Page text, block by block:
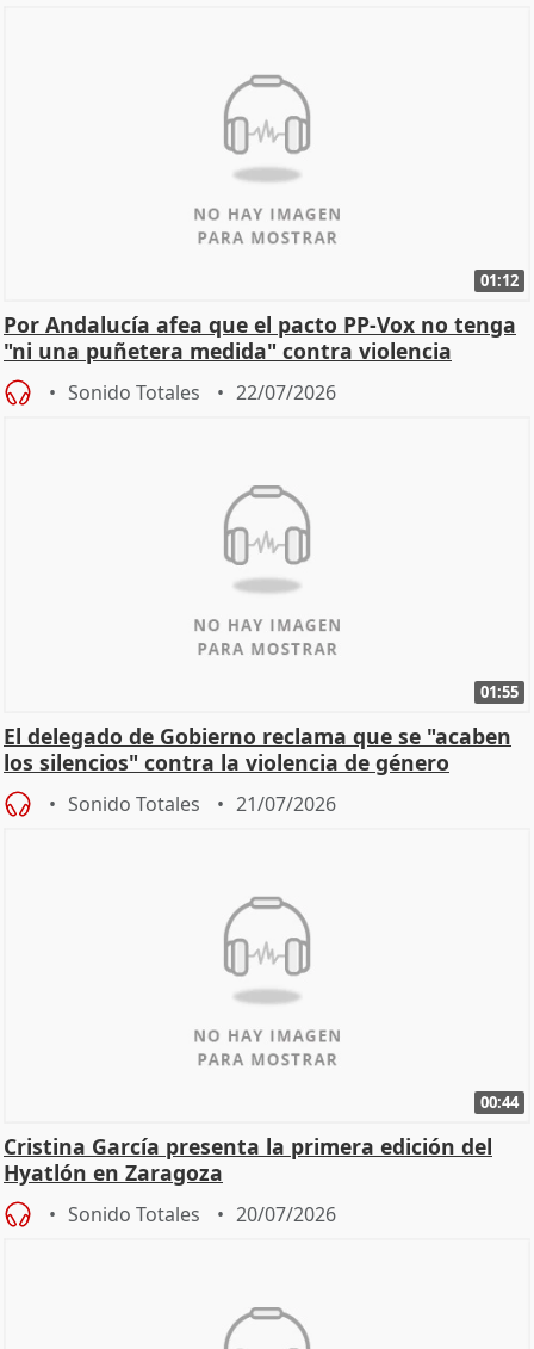
01:12
Por Andalucía afea que el pacto PP-Vox no tenga
"ni una puñetera medida" contra violencia
machista
Sonido Totales 22/07/2026
01:55
El delegado de Gobierno reclama que se "acaben
los silencios" contra la violencia de género
Sonido Totales 21/07/2026
00:44
Cristina García presenta la primera edición del
Hyatlón en Zaragoza
Sonido Totales 20/07/2026